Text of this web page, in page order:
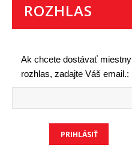
ROZHLAS
Ak chcete dostávať miestny
rozhlas, zadajte Váš email.: